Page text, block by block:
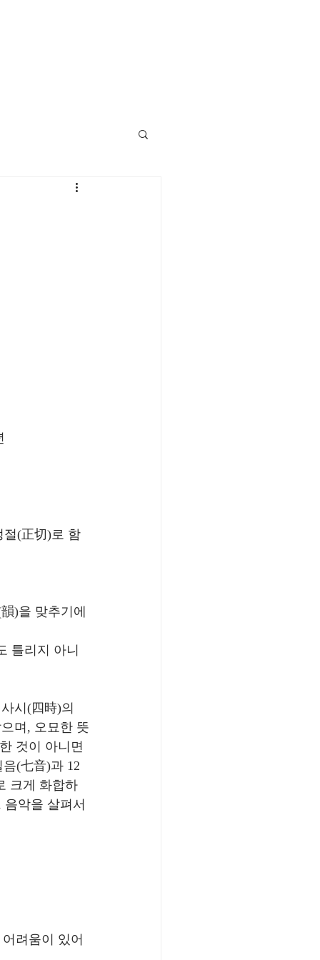
(正切)로 함
)을 맞추기에
틀리지 아니
시(四時)의
며, 오묘한 뜻
것이 아니면
(七音)과 12
크게 화합하
악을 살펴서
려움이 있어